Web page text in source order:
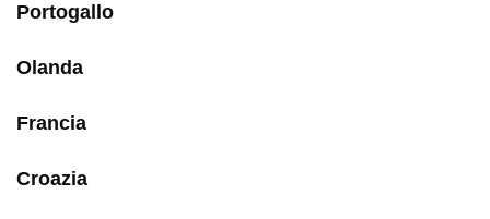
Portogallo
Olanda
Francia
Croazia